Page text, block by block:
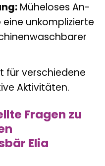
Müheloses An-
unkomplizierte
für verschiedene
Aktivitäten.
Fragen zu
Elia